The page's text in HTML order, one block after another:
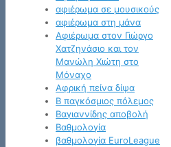
αφιέρωμα σε μουσικούς
αφιέρωμα στη μάνα
Αφιέρωμα στον Γιώργο
Χατζηνάσιο και τον
Μανώλη Χιώτη στο
Μόναχο
Αφρική πείνα δίψα
Β παγκόσμιος πόλεμος
Βαγιαννίδης αποβολή
Βαθμολογία
βαθμολογία EuroLeague